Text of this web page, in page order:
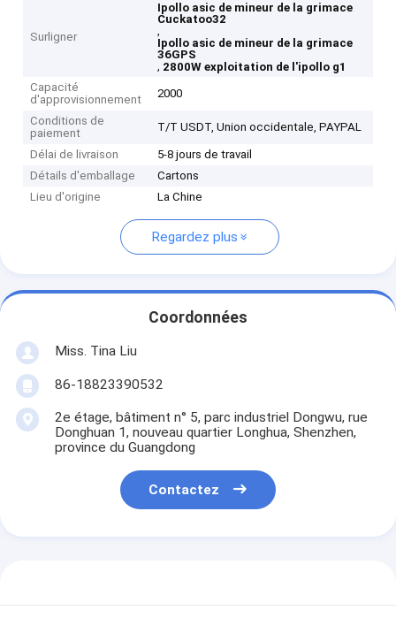
Surligner
Ipollo asic de mineur de la grimace
Cuckatoo32
,
Ipollo asic de mineur de la grimace
36GPS
, 2800W exploitation de l'ipollo g1
Capacité
d'approvisionnement
2000
Conditions de
paiement
T/T USDT, Union occidentale, PAYPAL
Délai de livraison
5-8 jours de travail
Détails d'emballage
Cartons
Lieu d'origine
La Chine
Regardez plus
Coordonnées
Miss. Tina Liu
86-18823390532
2e étage, bâtiment n° 5, parc industriel Dongwu, rue
Donghuan 1, nouveau quartier Longhua, Shenzhen,
province du Guangdong
Contactez